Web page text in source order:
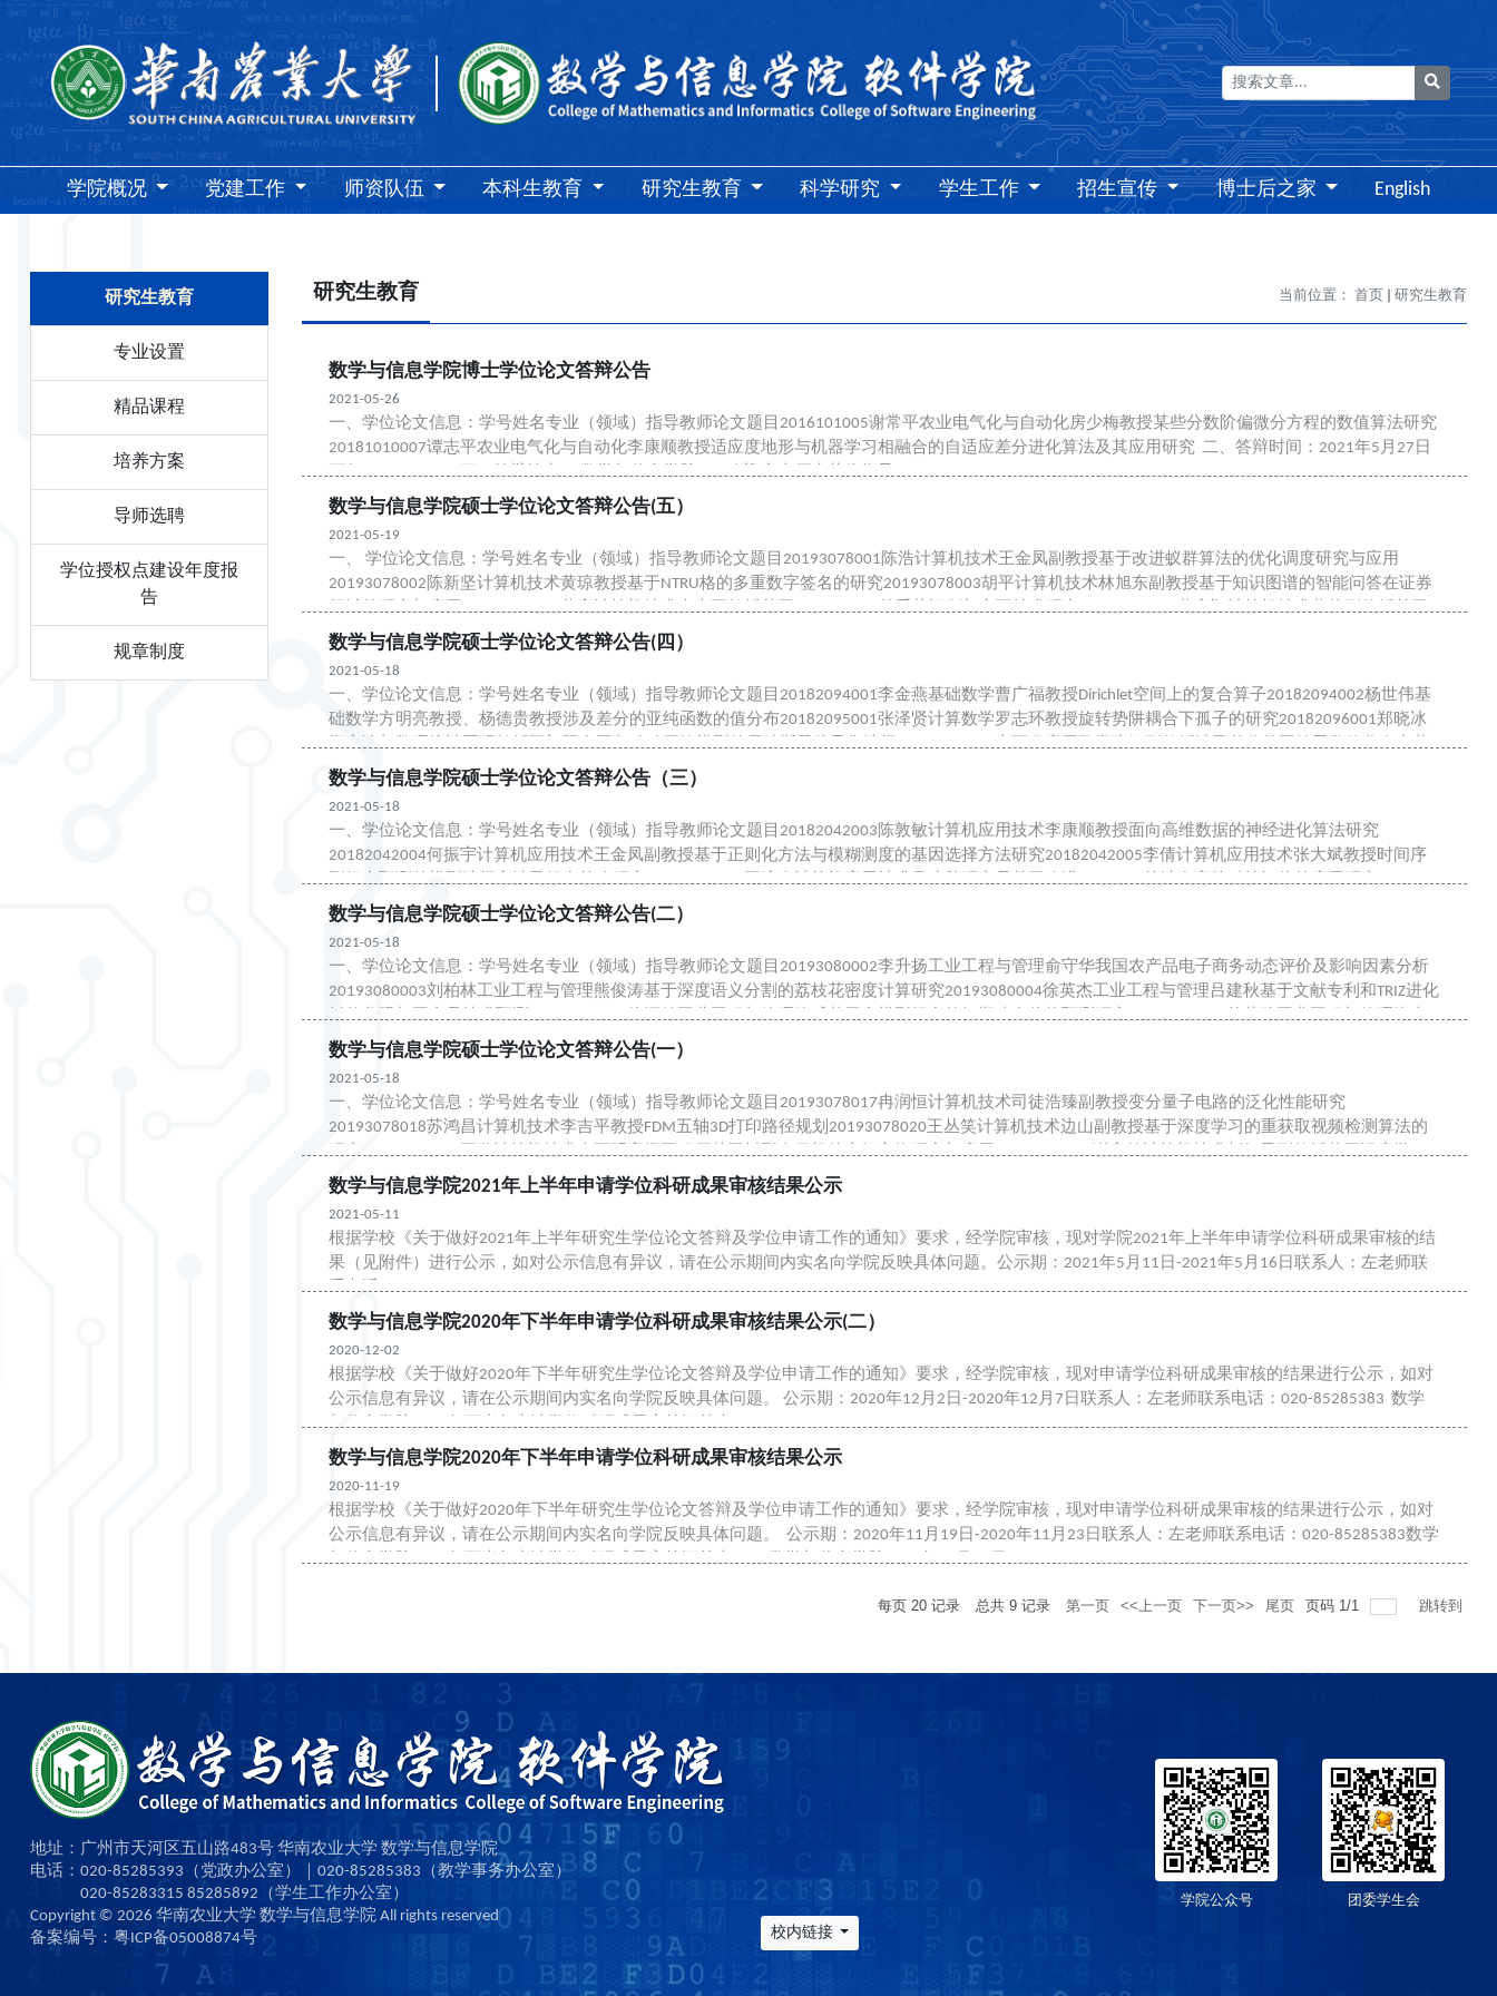
搜索
学院概况 党建工作 师资队伍 本科生教育 研究生教育 科学研究 学生工作 招生宣传 博士后之家 English
研究生教育
专业设置
精品课程
培养方案
导师选聘
学位授权点建设年度报
告
规章制度
研究生教育 当前位置： 首页 研究生教育
数学与信息学院博士学位论文答辩公告
2021-05-26
一、学位论文信息：学号姓名专业（领域）指导教师论文题目2016101005谢常平农业电气化与自动化房少梅教授某些分数阶偏微分方程的数值算法研究
20181010007谭志平农业电气化与自动化李康顺教授适应度地形与机器学习相融合的自适应差分进化算法及其应用研究 二、答辩时间：2021年5月27日
下午15:00 -- 17:00三、答辩地点： 数学与信息学院520 欢迎广大师生莅临指导！
数学与信息学院硕士学位论文答辩公告(五）
2021-05-19
一、 学位论文信息：学号姓名专业（领域）指导教师论文题目20193078001陈浩计算机技术王金凤副教授基于改进蚁群算法的优化调度研究与应用
20193078002陈新坚计算机技术黄琼教授基于NTRU格的多重数字签名的研究20193078003胡平计算机技术林旭东副教授基于知识图谱的智能问答在证券
领域的研究与应用20193078004黄亮计算机技术李吉平教授基于Leap Motion的手势识别与交互技术研究20193078005黄宇翔计算机技术黄栋副教授基于
集成学...
数学与信息学院硕士学位论文答辩公告(四）
2021-05-18
一、学位论文信息：学号姓名专业（领域）指导教师论文题目20182094001李金燕基础数学曹广福教授Dirichlet空间上的复合算子20182094002杨世伟基
础数学方明亮教授、杨德贵教授涉及差分的亚纯函数的值分布20182095001张泽贤计算数学罗志环教授旋转势阱耦合下孤子的研究20182096001郑晓冰
概率论与数理统计夏强教授双门限自回归移动平均模型的贝叶斯最优子集选择20182097001李可欣应用数学张娜副教授涉及差分的亚纯函数值分布中若
干问题...
数学与信息学院硕士学位论文答辩公告（三）
2021-05-18
一、学位论文信息：学号姓名专业（领域）指导教师论文题目20182042003陈敦敏计算机应用技术李康顺教授面向高维数据的神经进化算法研究
20182042004何振宇计算机应用技术王金凤副教授基于正则化方法与模糊测度的基因选择方法研究20182042005李倩计算机应用技术张大斌教授时间序
列组合预测的模型选择方法及组合策略研究20182042006王泳欣计算机应用技术吕建秋研究员基于改进Adaboost算法在高校科技评价的应用研究
20182042007向茹计算...
数学与信息学院硕士学位论文答辩公告(二）
2021-05-18
一、学位论文信息：学号姓名专业（领域）指导教师论文题目20193080002李升扬工业工程与管理俞守华我国农产品电子商务动态评价及影响因素分析
20193080003刘柏林工业工程与管理熊俊涛基于深度语义分割的荔枝花密度计算研究20193080004徐英杰工业工程与管理吕建秋基于文献专利和TRIZ进化
树的龙眼加工产品技术预测20193080005徐塬懿工业工程与管理骆威基于多模型组合的短期猪肉价格预测研究20193080006曾莉玲工业工程与管理张大
斌组合...
数学与信息学院硕士学位论文答辩公告(一）
2021-05-18
一、学位论文信息：学号姓名专业（领域）指导教师论文题目20193078017冉润恒计算机技术司徒浩臻副教授变分量子电路的泛化性能研究
20193078018苏鸿昌计算机技术李吉平教授FDM五轴3D打印路径规划20193078020王丛笑计算机技术边山副教授基于深度学习的重获取视频检测算法的
研究20193078021王璇计算机技术李西明高级工程师基于树型奇偶机的密钥交换研究与应用20193078022谢宇笙计算机技术彭红星副教授基于深度学习
的荔枝果实检测研究20...
数学与信息学院2021年上半年申请学位科研成果审核结果公示
2021-05-11
根据学校《关于做好2021年上半年研究生学位论文答辩及学位申请工作的通知》要求，经学院审核，现对学院2021年上半年申请学位科研成果审核的结
果（见附件）进行公示，如对公示信息有异议，请在公示期间内实名向学院反映具体问题。公示期：2021年5月11日-2021年5月16日联系人：左老师联
系电话：020-85285383-203 ...
数学与信息学院2020年下半年申请学位科研成果审核结果公示(二）
2020-12-02
根据学校《关于做好2020年下半年研究生学位论文答辩及学位申请工作的通知》要求，经学院审核，现对申请学位科研成果审核的结果进行公示，如对
公示信息有异议，请在公示期间内实名向学院反映具体问题。 公示期：2020年12月2日-2020年12月7日联系人：左老师联系电话：020-85285383 数学
与信息学院2020年下半年申请学位科研成果审核汇总表.xlsx &...
数学与信息学院2020年下半年申请学位科研成果审核结果公示
2020-11-19
根据学校《关于做好2020年下半年研究生学位论文答辩及学位申请工作的通知》要求，经学院审核，现对申请学位科研成果审核的结果进行公示，如对
公示信息有异议，请在公示期间内实名向学院反映具体问题。 公示期：2020年11月19日-2020年11月23日联系人：左老师联系电话：020-85285383数学
与信息学院2020年下半年申请学位科研成果审核汇总表.xlsx 数学与信息学院2020年11月19日
每页 20 记录 总共 9 记录 第一页 <<上一页 下一页>> 尾页 页码 1/1 跳转到
地址：广州市天河区五山路483号 华南农业大学 数学与信息学院
电话：020-85285393（党政办公室）｜020-85285383（教学事务办公室）
020-85283315 85285892（学生工作办公室）
Copyright © 2026 华南农业大学 数学与信息学院 All rights reserved
备案编号：粤ICP备05008874号
校内链接
学院公众号 团委学生会